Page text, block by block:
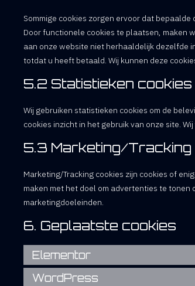
Sommige cookies zorgen ervoor dat
Door functionele cookies te plaatsen, maken
aan onze website niet herhaaldelijk dezelfde
totdat u heeft betaald. Wij kunnen deze
5.2 Statistieken cookies
Wij gebruiken statistieken cookies om de
cookies inzicht in het gebruik van onze site.
5.3 Marketing/Tracking
Marketing/Tracking cookies zijn cookies of
maken met het doel om advertenties te
marketingdoeleinden.
6. Geplaatste cookies
Elementor
WordPress